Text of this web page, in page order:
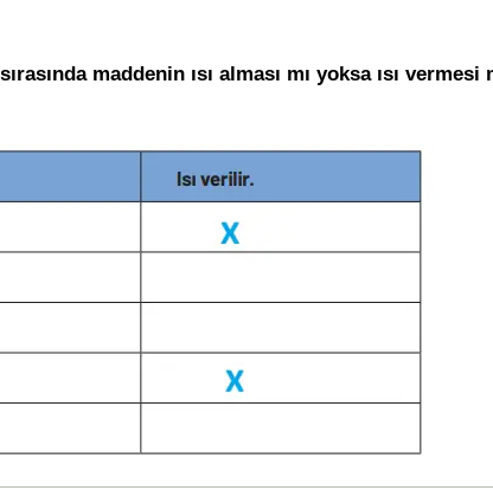
maddenin ısı alması mı yoksa ısı